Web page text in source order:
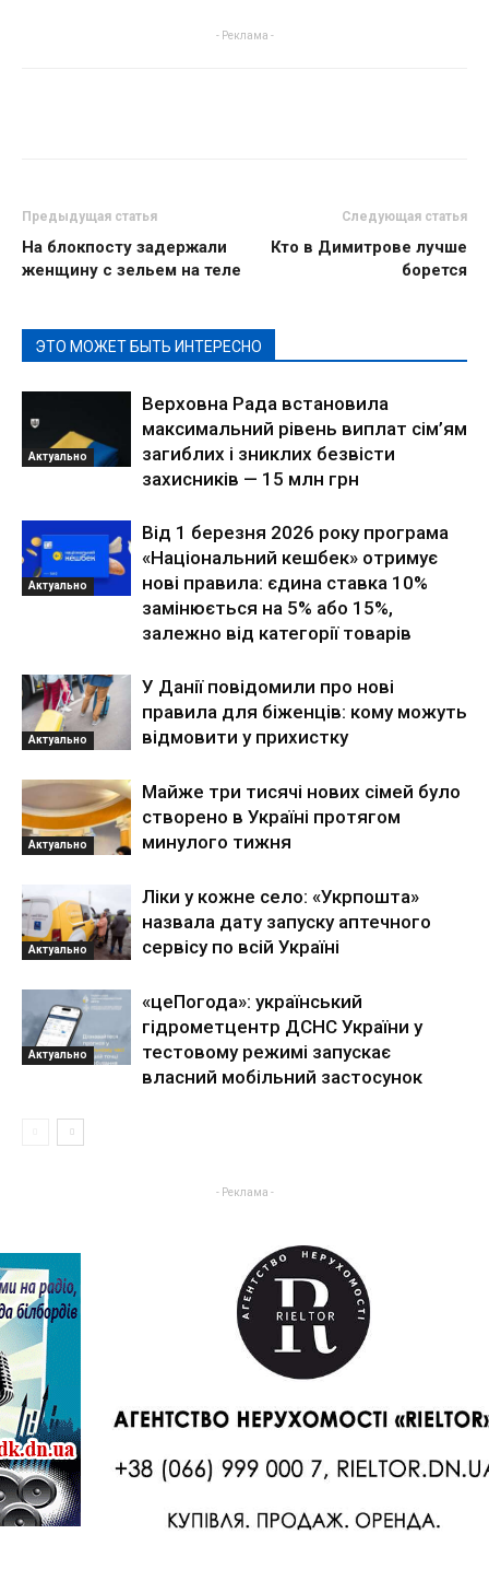
- Реклама -
Предыдущая статья
На блокпосту задержали
женщину с зельем на теле
Следующая статья
Кто в Димитрове лучше
борется
ЭТО МОЖЕТ БЫТЬ ИНТЕРЕСНО
Актуально
Верховна Рада встановила
максимальний рівень виплат сім’ям
загиблих і зниклих безвісти
захисників — 15 млн грн
Актуально
Від 1 березня 2026 року програма
«Національний кешбек» отримує
нові правила: єдина ставка 10%
замінюється на 5% або 15%,
залежно від категорії товарів
Актуально
У Данії повідомили про нові
правила для біженців: кому можуть
відмовити у прихистку
Актуально
Майже три тисячі нових сімей було
створено в Україні протягом
минулого тижня
Актуально
Ліки у кожне село: «Укрпошта»
назвала дату запуску аптечного
сервісу по всій Україні
Актуально
«цеПогода»: український
гідрометцентр ДСНС України у
тестовому режимі запускає
власний мобільний застосунок
- Реклама -